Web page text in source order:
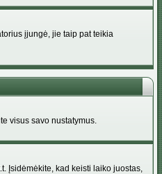
įjungė, jie taip pat teikia
visus savo nustatymus.
Įsidėmėkite, kad keisti laiko juostas,